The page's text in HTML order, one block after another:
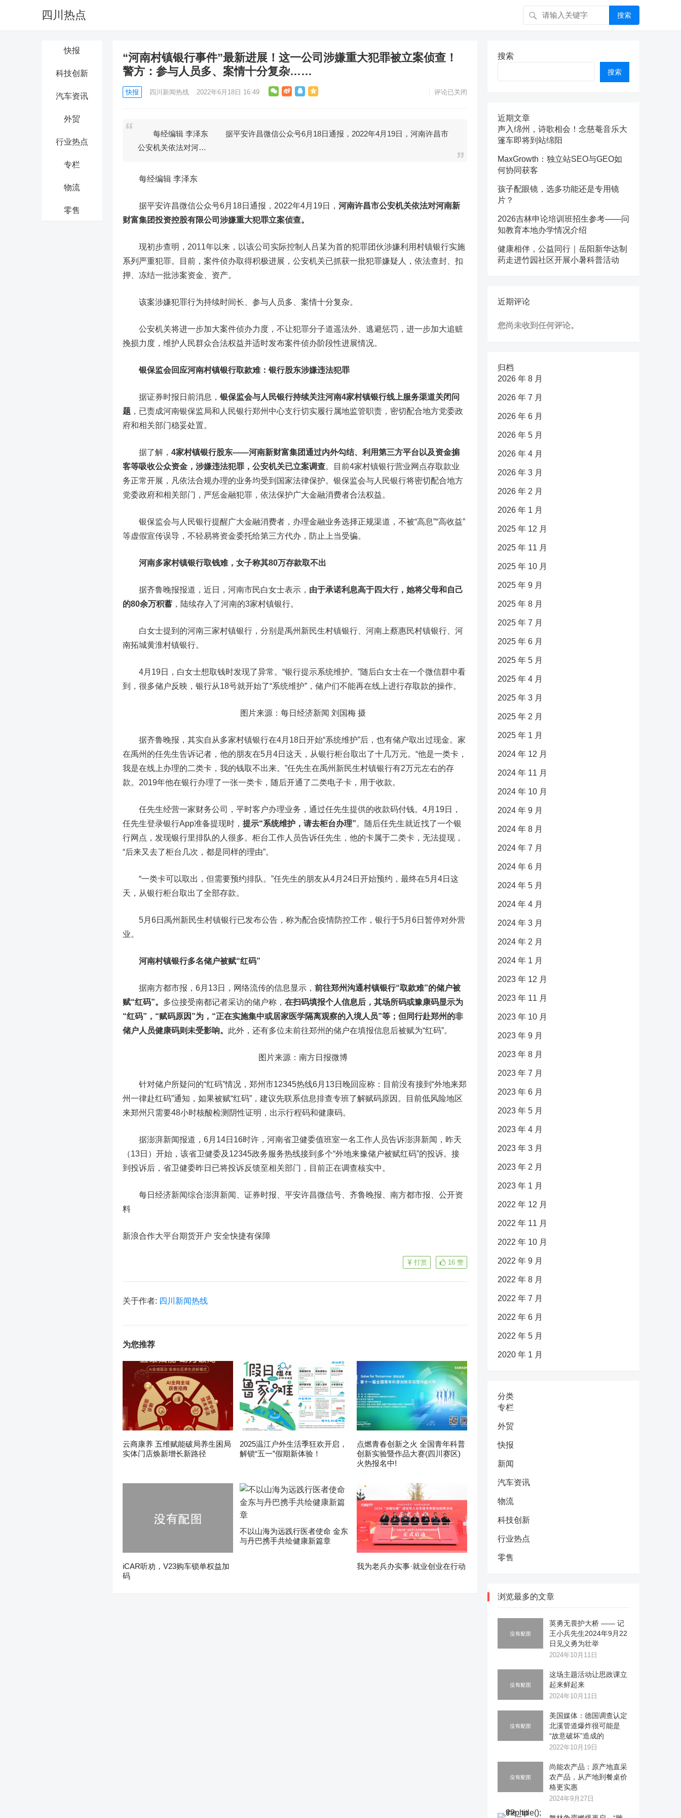
四川热点 搜索
快报
科技创新
汽车资讯
外贸
行业热点
专栏
物流
零售
“河南村镇银行事件”最新进展！这一公司涉嫌重大犯罪被立案侦查！
警方：参与人员多、案情十分复杂……
快报 四川新闻热线 2022年6月18日 16:49 评论已关闭
每经编辑 李泽东 据平安许昌微信公众号6月18日通报，2022年4月19日，河南许昌市
公安机关依法对河…
每经编辑 李泽东
据平安许昌微信公众号6月18日通报，2022年4月19日， 河南许昌市公安机关依法对河南新
财富集团投资控股有限公司涉嫌重大犯罪立案侦查。
现初步查明，2011年以来，以该公司实际控制人吕某为首的犯罪团伙涉嫌利用村镇银行实施
系列严重犯罪。目前，案件侦办取得积极进展，公安机关已抓获一批犯罪嫌疑人，依法查封、扣
押、冻结一批涉案资金、资产。
该案涉嫌犯罪行为持续时间长、参与人员多、案情十分复杂。
公安机关将进一步加大案件侦办力度，不让犯罪分子道遥法外、逃避惩罚，进一步加大追赃
挽损力度，维护人民群众合法权益并适时发布案件侦办阶段性进展情况。
银保监会回应河南村镇银行取款难：银行股东涉嫌违法犯罪
据证券时报日前消息， 银保监会与人民银行持续关注河南4家村镇银行线上服务渠道关闭问
题 ，已责成河南银保监局和人民银行郑州中心支行切实履行属地监管职责，密切配合地方党委政
府和相关部门稳妥处置。
据了解， 4家村镇银行股东——河南新财富集团通过内外勾结、利用第三方平台以及资金掮
客等吸收公众资金，涉嫌违法犯罪，公安机关已立案调查。目前4家村镇银行营业网点存取款业
务正常开展，凡依法合规办理的业务均受到国家法律保护。银保监会与人民银行将密切配合地方
党委政府和相关部门，严惩金融犯罪，依法保护广大金融消费者合法权益。
银保监会与人民银行提醒广大金融消费者，办理金融业务选择正规渠道，不被“高息”“高收益”
等虚假宣传误导，不轻易将资金委托给第三方代办，防止上当受骗。
河南多家村镇银行取钱难，女子称其80万存款取不出
据齐鲁晚报报道，近日，河南市民白女士表示， 由于承诺利息高于四大行，她将父母和自己
的80余万积蓄 ，陆续存入了河南的3家村镇银行。
白女士提到的河南三家村镇银行，分别是禹州新民生村镇银行、河南上蔡惠民村镇银行、河
南拓城黄淮村镇银行。
4月19日，白女士想取钱时发现了异常。“银行提示系统维护。”随后白女士在一个微信群中看
到，很多储户反映，银行从18号就开始了“系统维护”，储户们不能再在线上进行存取款的操作。
图片来源：每日经济新闻 刘国梅 摄
据齐鲁晚报，其实自从多家村镇银行在4月18日开始“系统维护”后，也有储户取出过现金。家
在禹州的任先生告诉记者，他的朋友在5月4日这天，从银行柜台取出了十几万元。“他是一类卡，
我是在线上办理的二类卡，我的钱取不出来。”任先生在禹州新民生村镇银行有2万元左右的存
款。2019年他在银行办理了一张一类卡，随后开通了二类电子卡，用于收款。
任先生经营一家财务公司，平时客户办理业务，通过任先生提供的收款码付钱。4月19日，
任先生登录银行App准备提现时， 提示“系统维护，请去柜台办理”。随后任先生就近找了一个银
行网点，发现银行里排队的人很多。柜台工作人员告诉任先生，他的卡属于二类卡，无法提现，
“后来又去了柜台几次，都是同样的理由”。
“一类卡可以取出，但需要预约排队。”任先生的朋友从4月24日开始预约，最终在5月4日这
天，从银行柜台取出了全部存款。
5月6日禹州新民生村镇银行已发布公告，称为配合疫情防控工作，银行于5月6日暂停对外营
业。
河南村镇银行多名储户被赋“红码”
据南方都市报，6月13日，网络流传的信息显示， 前往郑州沟通村镇银行“取款难”的储户被
赋“红码”。 多位接受南都记者采访的储户称， 在扫码填报个人信息后，其场所码或豫康码显示为
“红码”，“赋码原因”为，“正在实施集中或居家医学隔离观察的入境人员”等；但同行赴郑州的非
储户人员健康码则未受影响。 此外，还有多位未前往郑州的储户在填报信息后被赋为“红码”。
图片来源：南方日报微博
针对储户所疑问的“红码”情况，郑州市12345热线6月13日晚回应称：目前没有接到“外地来郑
州一律赴红码”通知，如果被赋“红码”，建议先联系信息排查专班了解赋码原因。目前低风险地区
来郑州只需要48小时核酸检测阴性证明，出示行程码和健康码。
据澎湃新闻报道，6月14日16时许，河南省卫健委值班室一名工作人员告诉澎湃新闻，昨天
（13日）开始，该省卫健委及12345政务服务热线接到多个“外地来豫储户被赋红码”的投诉。接
到投诉后，省卫健委昨日已将投诉反馈至相关部门，目前正在调查核实中。
每日经济新闻综合澎湃新闻、证券时报、平安许昌微信号、齐鲁晚报、南方都市报、公开资
料
新浪合作大平台期货开户 安全快捷有保障
16 赞
打赏
关于作者: 四川新闻热线
为您推荐
云商康养 五维赋能破局养生困局
实体门店焕新增长新路径
2025温江户外生活季狂欢开启，
解锁“五一”假期新体验！
点燃青春创新之火 全国青年科普
创新实验暨作品大赛(四川赛区)
火热报名中!
iCAR听劝，V23购车锁单权益加
码
不以山海为远践行医者使命 金东
与丹巴携手共绘健康新篇章
我为老兵办实事·就业创业在行动
搜索
搜索
近期文章
声入绵州，诗歌相会！念慈菴音乐大
篷车即将到站绵阳
MaxGrowth：独立站SEO与GEO如
何协同获客
孩子配眼镜，选多功能还是专用镜
片？
2026吉林申论培训班招生参考——问
知教育本地办学情况介绍
健康相伴，公益同行｜岳阳新华达制
药走进竹园社区开展小暑科普活动
近期评论
您尚未收到任何评论。
归档
2026 年 8 月
2026 年 7 月
2026 年 6 月
2026 年 5 月
2026 年 4 月
2026 年 3 月
2026 年 2 月
2026 年 1 月
2025 年 12 月
2025 年 11 月
2025 年 10 月
2025 年 9 月
2025 年 8 月
2025 年 7 月
2025 年 6 月
2025 年 5 月
2025 年 4 月
2025 年 3 月
2025 年 2 月
2025 年 1 月
2024 年 12 月
2024 年 11 月
2024 年 10 月
2024 年 9 月
2024 年 8 月
2024 年 7 月
2024 年 6 月
2024 年 5 月
2024 年 4 月
2024 年 3 月
2024 年 2 月
2024 年 1 月
2023 年 12 月
2023 年 11 月
2023 年 10 月
2023 年 9 月
2023 年 8 月
2023 年 7 月
2023 年 6 月
2023 年 5 月
2023 年 4 月
2023 年 3 月
2023 年 2 月
2023 年 1 月
2022 年 12 月
2022 年 11 月
2022 年 10 月
2022 年 9 月
2022 年 8 月
2022 年 7 月
2022 年 6 月
2022 年 5 月
2020 年 1 月
分类
专栏
外贸
快报
新闻
汽车资讯
物流
科技创新
行业热点
零售
浏览最多的文章
英勇无畏护大桥 —— 记
王小兵先生2024年9月22
日见义勇为壮举
2024年10月11日
这场主题活动让思政课立
起来鲜起来
2024年10月11日
美国媒体：德国调查认定
北溪管道爆炸很可能是
“故意破坏”造成的
2022年10月19日
尚能农产品：原产地直采
农产品，从产地到餐桌价
格更实惠
2024年9月27日